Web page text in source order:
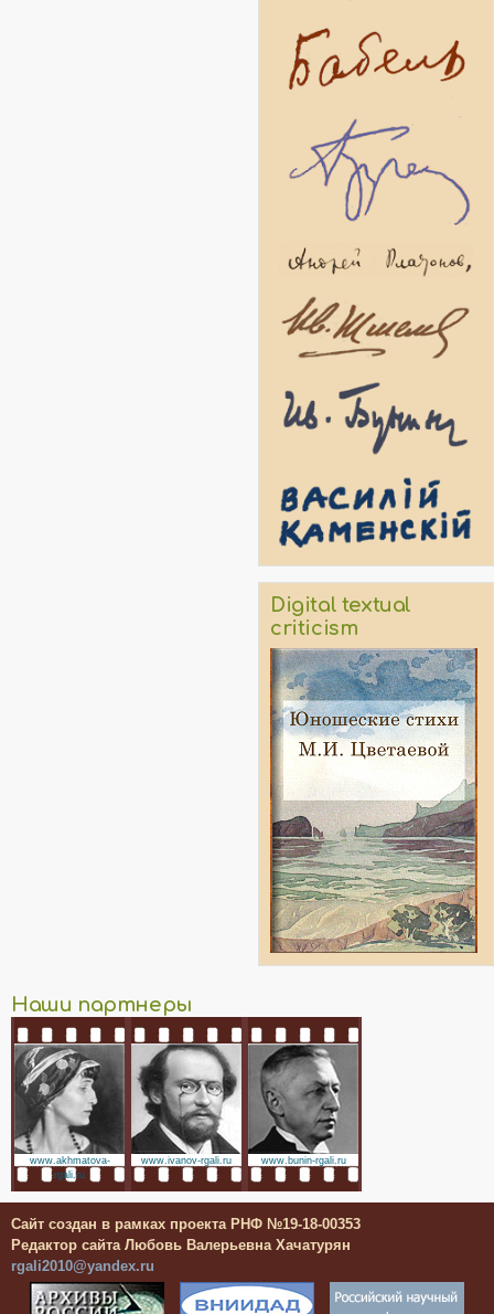
Digital textual
criticism
Наши партнеры
www.akhmatova-
rgali.ru
www.ivanov-rgali.ru www.bunin-rgali.ru
Сайт создан в рамках проекта РНФ №19-18-00353
Редактор сайта Любовь Валерьевна Хачатурян
rgali2010@yandex.ru